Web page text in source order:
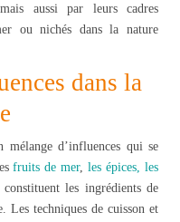
aussi par leurs cadres
ou nichés dans la nature
dans la
mélange d’influences qui se
fruits de mer,les épices, les
constituent les ingrédients de
Les techniques de cuisson et